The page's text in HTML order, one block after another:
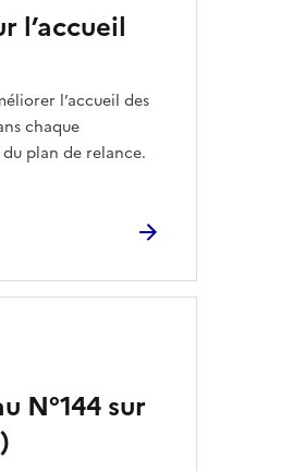
l’accueil
l’accueil des
chaque
plan de relance.
N°144 sur